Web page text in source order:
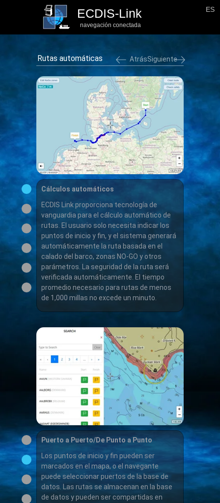
ES
navegación conectada
ECDIS-Link
Rutas automáticas Siguiente
Atrás
Cálculos automáticos
ECDIS Link proporciona tecnología de
vanguardia para el cálculo automático de
rutas. El usuario solo necesita indicar los
puntos de inicio y fin, y el sistema generará
automáticamente la ruta basada en el
calado del barco, zonas NO-GO y otros
parámetros. La seguridad de la ruta será
verificada automáticamente. El tiempo
promedio necesario para rutas de menos
de 1,000 millas no excede un minuto.
Los puntos de inicio y fin pueden ser
marcados en el mapa, o el navegante
puede seleccionar puertos de la base de
datos. Las rutas se almacenan en la base
de datos y pueden ser compartidas en
Puerto a Puerto/De Punto a Punto